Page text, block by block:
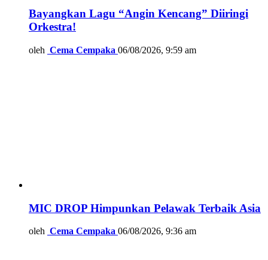
Bayangkan Lagu “Angin Kencang” Diiringi
Orkestra!
oleh Cema Cempaka 06/08/2026, 9:59 am
MIC DROP Himpunkan Pelawak Terbaik Asia
oleh Cema Cempaka 06/08/2026, 9:36 am